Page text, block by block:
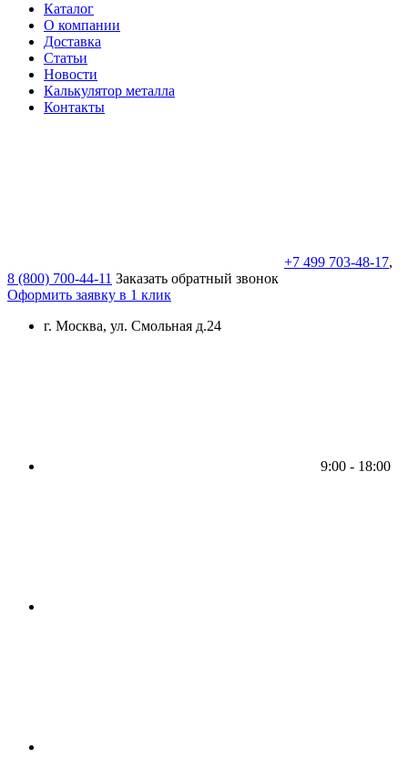
Каталог
О компании
Доставка
Статьи
Новости
Калькулятор металла
Контакты
+7 499 703-48-17,
8 (800) 700-44-11 Заказать обратный звонок
Оформить заявку в 1 клик
г. Москва, ул. Смольная д.24
9:00 - 18:00